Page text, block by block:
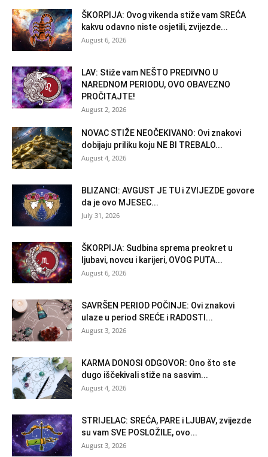
ŠKORPIJA: Ovog vikenda stiže vam SREĆA
kakvu odavno niste osjetili, zvijezde...
August 6, 2026
LAV: Stiže vam NEŠTO PREDIVNO U
NAREDNOM PERIODU, OVO OBAVEZNO
PROČITAJTE!
August 2, 2026
NOVAC STIŽE NEOČEKIVANO: Ovi znakovi
dobijaju priliku koju NE BI TREBALO...
August 4, 2026
BLIZANCI: AVGUST JE TU i ZVIJEZDE govore
da je ovo MJESEC...
July 31, 2026
ŠKORPIJA: Sudbina sprema preokret u
ljubavi, novcu i karijeri, OVOG PUTA...
August 6, 2026
SAVRŠEN PERIOD POČINJE: Ovi znakovi
ulaze u period SREĆE i RADOSTI...
August 3, 2026
KARMA DONOSI ODGOVOR: Ono što ste
dugo iščekivali stiže na sasvim...
August 4, 2026
STRIJELAC: SREĆA, PARE i LJUBAV, zvijezde
su vam SVE POSLOŽILE, ovo...
August 3, 2026